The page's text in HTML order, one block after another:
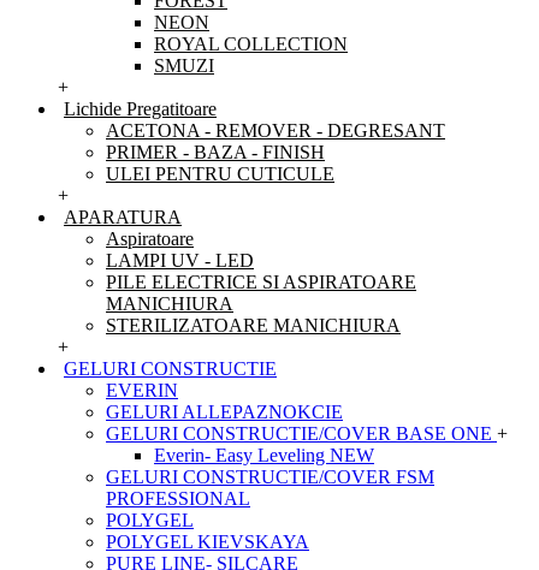
NEON
ROYAL COLLECTION
SMUZI
+
Lichide Pregatitoare
ACETONA - REMOVER - DEGRESANT
PRIMER - BAZA - FINISH
ULEI PENTRU CUTICULE
+
APARATURA
Aspiratoare
LAMPI UV - LED
PILE ELECTRICE SI ASPIRATOARE
MANICHIURA
STERILIZATOARE MANICHIURA
+
GELURI CONSTRUCTIE
EVERIN
GELURI ALLEPAZNOKCIE
GELURI CONSTRUCTIE/COVER BASE ONE +
Everin- Easy Leveling NEW
GELURI CONSTRUCTIE/COVER FSM
PROFESSIONAL
POLYGEL
POLYGEL KIEVSKAYA
PURE LINE- SILCARE